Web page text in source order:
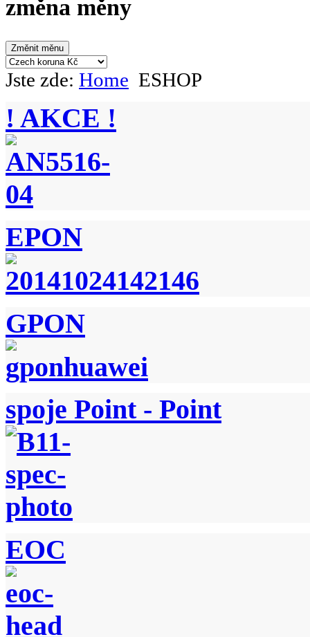
změna měny
Jste zde: Home ESHOP
! AKCE !
EPON
GPON
spoje Point - Point
EOC